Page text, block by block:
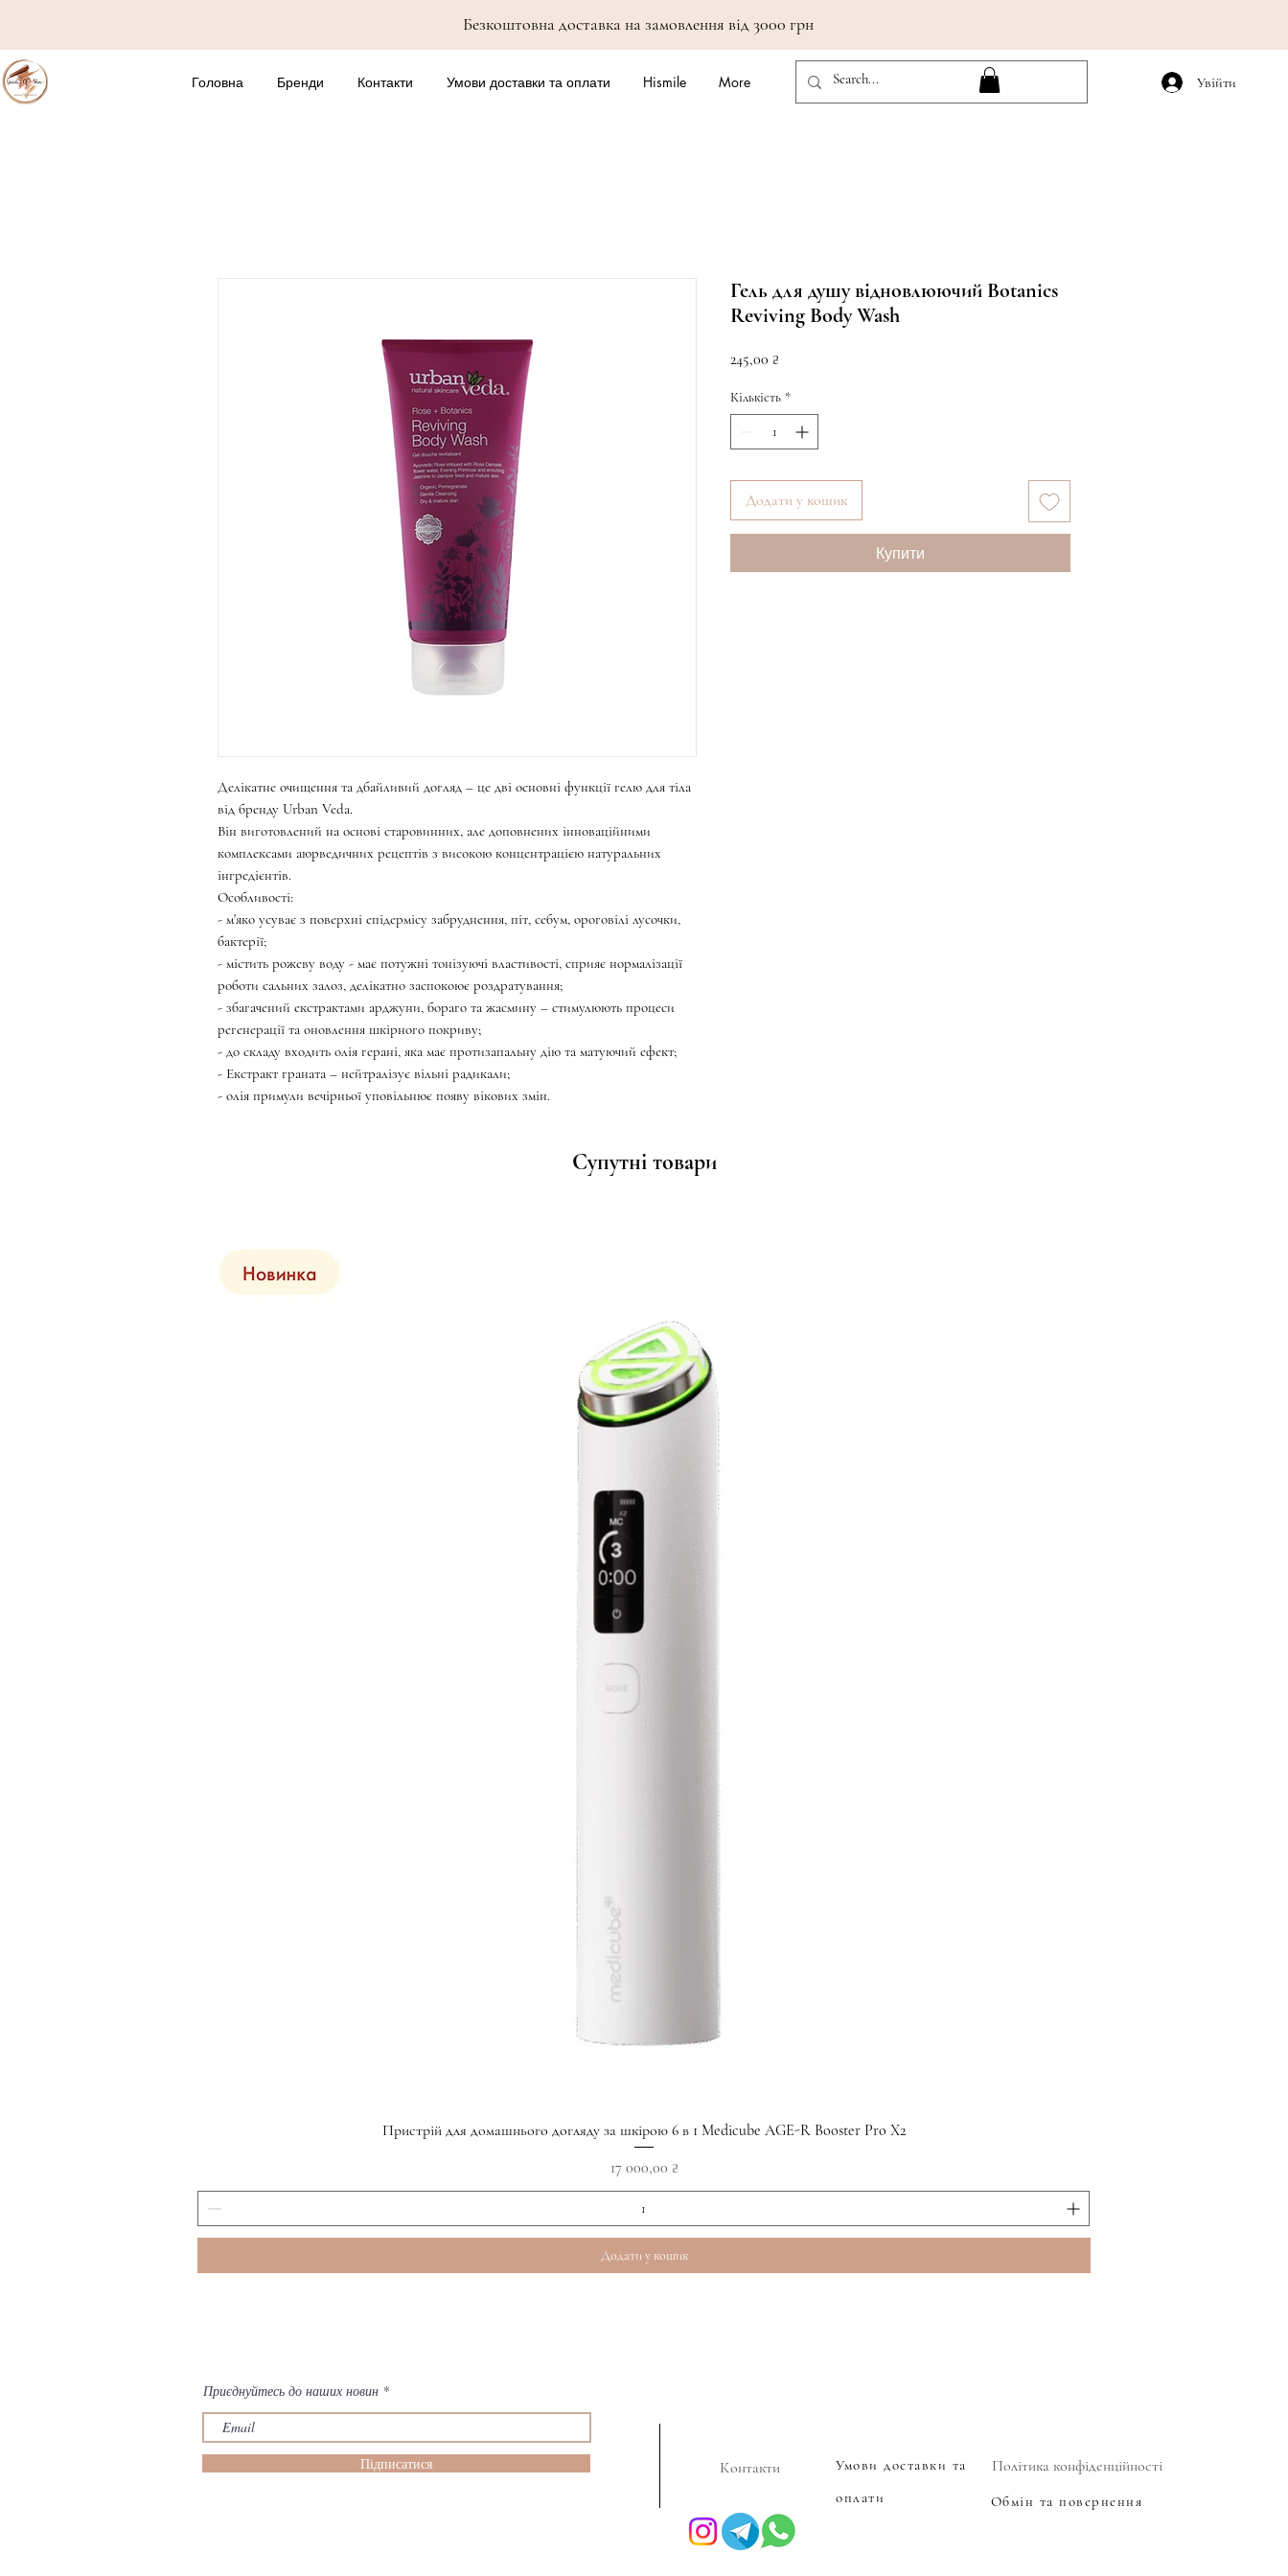
Безкоштовна доставка на замовлення від 3000 грн
Головна Бренди Контакти Умови доставки та оплати Hismile More Увійти
Супутні товари
Швидкий перегляд
Пристрій для домашнього догляду за шкірою 6 в 1 Medicube AGE-R Booster Pro X2
Ціна
17 000,00 ₴
Додати у кошик
Делікатне очищення та дбайливий догляд – це дві основні функції гелю для тіла
від бренду Urban Veda.
Він виготовлений на основі старовинних, але доповнених інноваційними
комплексами аюрведичних рецептів з високою концентрацією натуральних
інгредієнтів.
Особливості:
- м'яко усуває з поверхні епідермісу забруднення, піт, себум, ороговілі лусочки,
бактерії;
- містить рожеву воду - має потужні тонізуючі властивості, сприяє нормалізації
роботи сальних залоз, делікатно заспокоює роздратування;
- збагачений екстрактами арджуни, бораго та жасмину – стимулюють процеси
регенерації та оновлення шкірного покриву;
- до складу входить олія герані, яка має протизапальну дію та матуючий ефект;
- Екстракт граната – нейтралізує вільні радикали;
- олія примули вечірньої уповільнює появу вікових змін.
Гель для душу відновлюючий Botanics
Reviving Body Wash
245,00 ₴
Кількість *
Додати у кошик
Купити
Приєднуйтесь до наших новин
Підписатися Контакти
Умови доставки та
оплати
Політика конфіденційності
Обмін та повернення